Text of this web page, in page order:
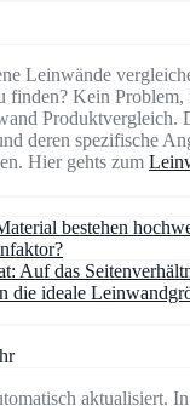
Leinwände
finden? Kein Problem,
Produktvergleich.
deren spezifische
Hier gehts zum
bestehen
Auf das
die ideale
aktualisiert.